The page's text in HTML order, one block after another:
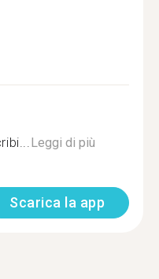
Leggi di più
Scarica la app